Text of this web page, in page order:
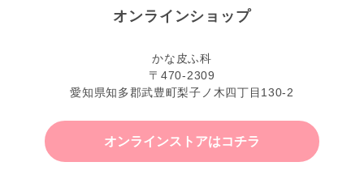
オンラインショップ
かな皮ふ科
〒470-2309
愛知県知多郡武豊町梨子ノ木四丁目130-2
オンラインストアはコチラ